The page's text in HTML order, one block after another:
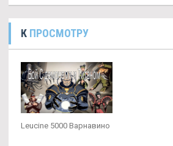
К ПРОСМОТРУ
Leucine 5000 Варнавино